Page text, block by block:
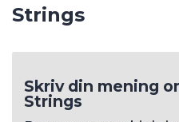
Navn
E-mail